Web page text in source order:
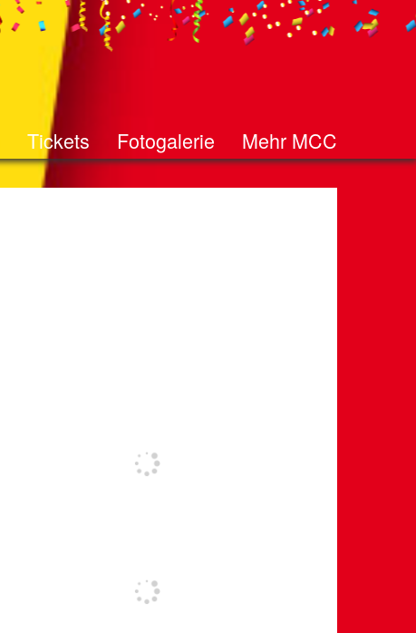
Tickets Fotogalerie Mehr MCC